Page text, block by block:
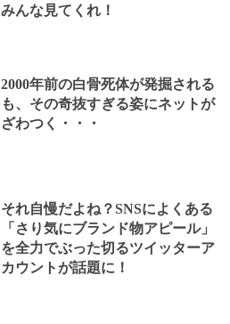
みんな見てくれ！
2000年前の白骨死体が発掘される
も、その奇抜すぎる姿にネットが
ざわつく・・・
それ自慢だよね？SNSによくある
「さり気にブランド物アピール」
を全力でぶった切るツイッターア
カウントが話題に！